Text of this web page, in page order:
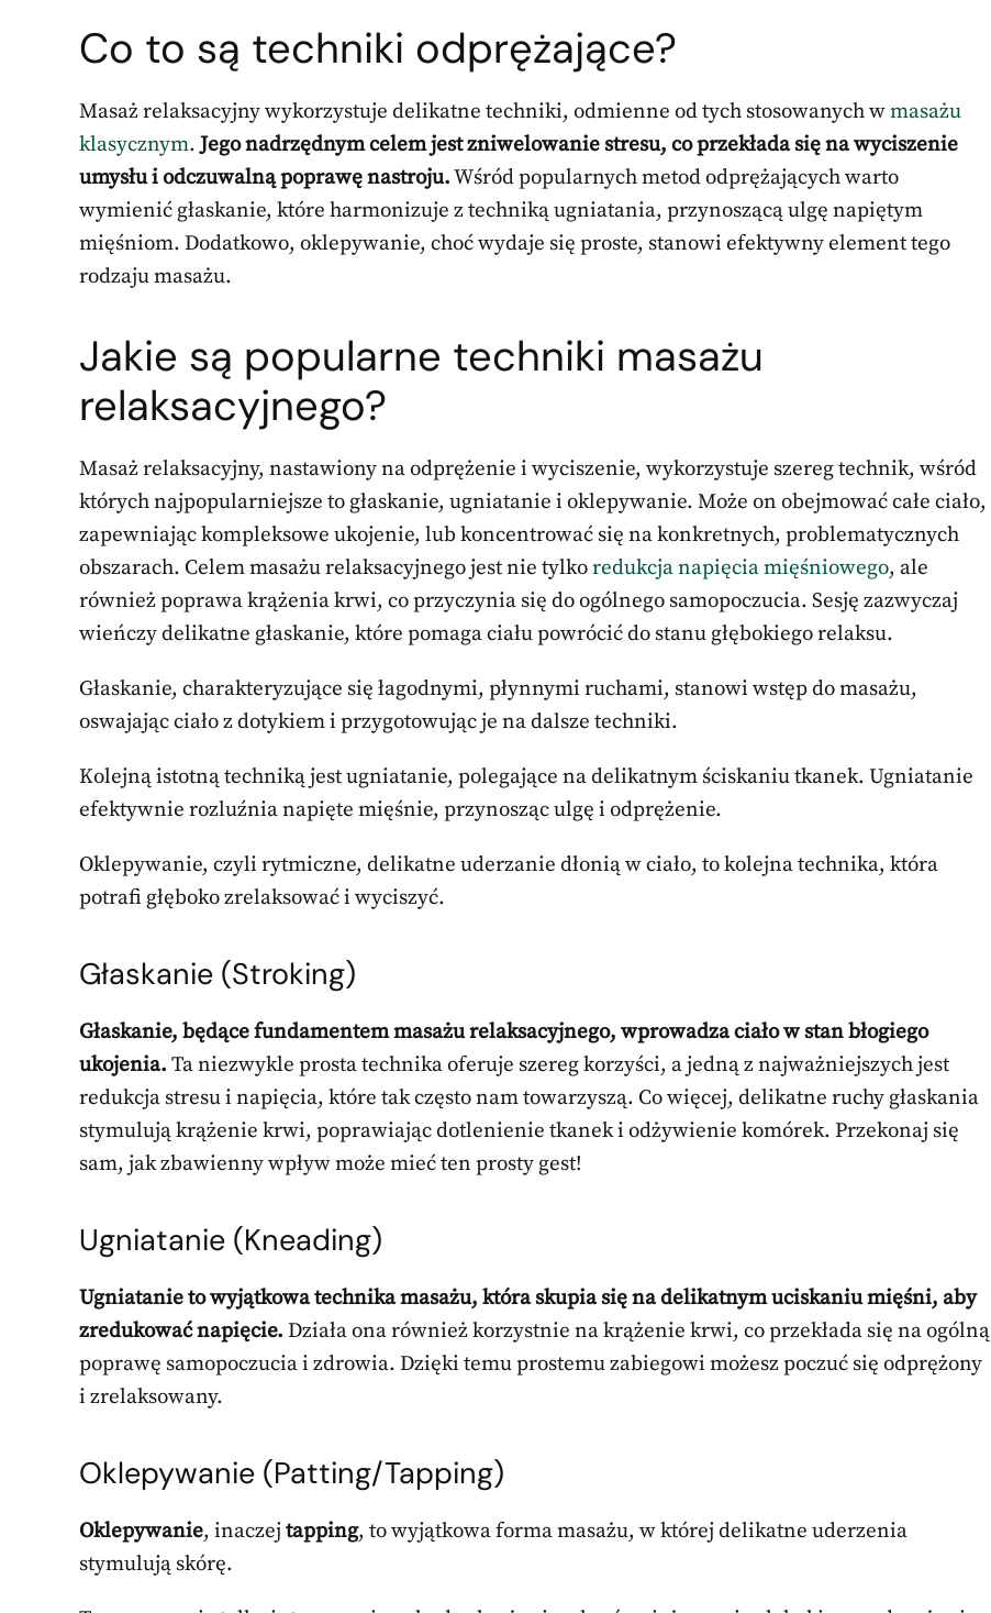
Co to są techniki odprężające?
Masaż relaksacyjny wykorzystuje delikatne techniki, odmienne od tych stosowanych wmasażu
klasycznym.Jego nadrzędnym celem jest zniwelowanie stresu, co przekłada się na wyciszenie
umysłu i odczuwalną poprawę nastroju.Wśród popularnych metod odprężających warto
wymienić głaskanie, które harmonizuje z techniką ugniatania, przynoszącą ulgę napiętym
mięśniom. Dodatkowo, oklepywanie, choć wydaje się proste, stanowi efektywny element tego
rodzaju masażu.
Jakie są popularne techniki masażu
relaksacyjnego?
Masaż relaksacyjny, nastawiony na odprężenie i wyciszenie, wykorzystuje szereg technik, wśród
których najpopularniejsze to głaskanie, ugniatanie i oklepywanie. Może on obejmować całe ciało,
zapewniając kompleksowe ukojenie, lub koncentrować się na konkretnych, problematycznych
obszarach. Celem masażu relaksacyjnego jest nie tylkoredukcja napięcia mięśniowego, ale
również poprawa krążenia krwi, co przyczynia się do ogólnego samopoczucia. Sesję zazwyczaj
wieńczy delikatne głaskanie, które pomaga ciału powrócić do stanu głębokiego relaksu.
Głaskanie, charakteryzujące się łagodnymi, płynnymi ruchami, stanowi wstęp do masażu,
oswajając ciało z dotykiem i przygotowując je na dalsze techniki.
Kolejną istotną techniką jest ugniatanie, polegające na delikatnym ściskaniu tkanek. Ugniatanie
efektywnie rozluźnia napięte mięśnie, przynosząc ulgę i odprężenie.
Oklepywanie, czyli rytmiczne, delikatne uderzanie dłonią w ciało, to kolejna technika, która
potrafi głęboko zrelaksować i wyciszyć.
Głaskanie (Stroking)
Głaskanie, będące fundamentem masażu relaksacyjnego, wprowadza ciało w stan błogiego
ukojenia. Ta niezwykle prosta technika oferuje szereg korzyści, a jedną z najważniejszych jest
redukcja stresu i napięcia, które tak często nam towarzyszą. Co więcej, delikatne ruchy głaskania
stymulują krążenie krwi, poprawiając dotlenienie tkanek i odżywienie komórek. Przekonaj się
sam, jak zbawienny wpływ może mieć ten prosty gest!
Ugniatanie (Kneading)
Ugniatanie to wyjątkowa technika masażu, która skupia się na delikatnym uciskaniu mięśni, aby
zredukować napięcie. Działa ona również korzystnie na krążenie krwi, co przekłada się na ogólną
poprawę samopoczucia i zdrowia. Dzięki temu prostemu zabiegowi możesz poczuć się odprężony
i zrelaksowany.
Oklepywanie (Patting/Tapping)
Oklepywanie, inaczejtapping, to wyjątkowa forma masażu, w której delikatne uderzenia
stymulują skórę.